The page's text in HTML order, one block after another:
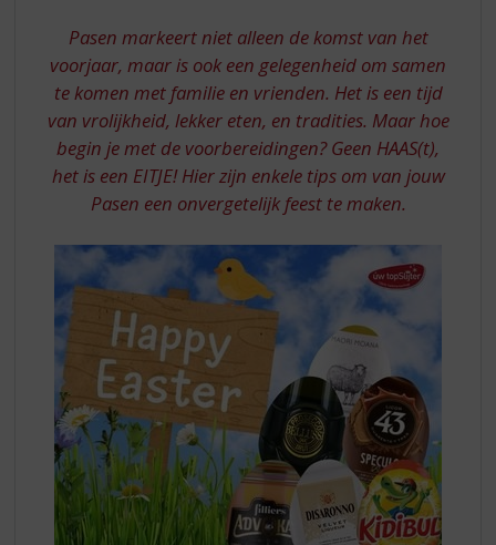
EEN
PAASBRUNCH
Pasen markeert niet alleen de komst van het
voorjaar, maar is ook een gelegenheid om samen
te komen met familie en vrienden. Het is een tijd
van vrolijkheid, lekker eten, en tradities. Maar hoe
begin je met de voorbereidingen? Geen HAAS(t),
het is een EITJE! Hier zijn enkele tips om van jouw
Pasen een onvergetelijk feest te maken.